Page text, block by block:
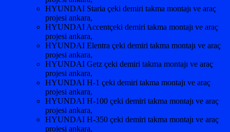
HYUNDAI Staria çeki demiri takma montajı ve araç
projesi ankara,
HYUNDAI Accentçeki demiri takma montajı ve araç
projesi ankara,
HYUNDAI Elentra çeki demiri takma montajı ve araç
projesi ankara,
HYUNDAI Getz çeki demiri takma montajı ve araç
projesi ankara,
HYUNDAI H-1 çeki demiri takma montajı ve araç
projesi ankara,
HYUNDAI H-100 çeki demiri takma montajı ve araç
projesi ankara,
HYUNDAI H-350 çeki demiri takma montajı ve araç
projesi ankara,